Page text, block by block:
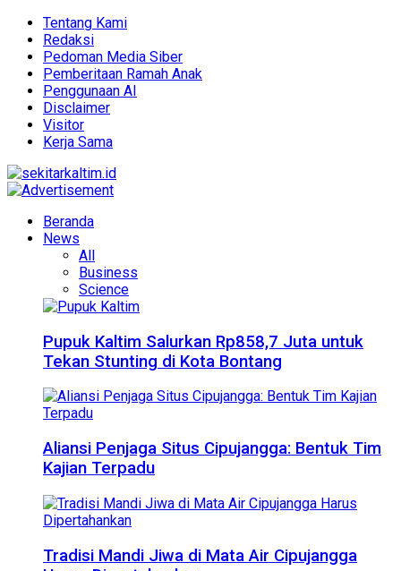
Tentang Kami
Redaksi
Pedoman Media Siber
Pemberitaan Ramah Anak
Penggunaan AI
Disclaimer
Visitor
Kerja Sama
Beranda
News
All
Business
Science
Pupuk Kaltim Salurkan Rp858,7 Juta untuk
Tekan Stunting di Kota Bontang
Aliansi Penjaga Situs Cipujangga: Bentuk Tim
Kajian Terpadu
Tradisi Mandi Jiwa di Mata Air Cipujangga